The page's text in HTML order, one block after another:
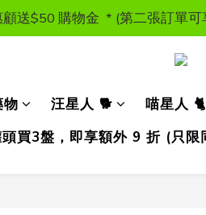
送$50 購物金  * (第二張訂單可
送$50 購物金  * (第二張訂單可
獸醫處方糧 -
送$50 購物金  * (第二張訂單
汪星人 🐕 喵星人 🐈
買3盤，即享額外 9 折 (只限